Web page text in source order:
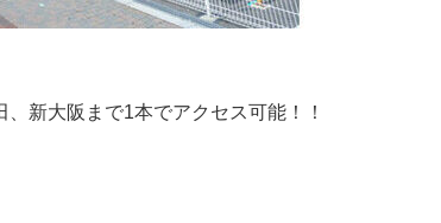
新大阪まで1本でアクセス可能！！